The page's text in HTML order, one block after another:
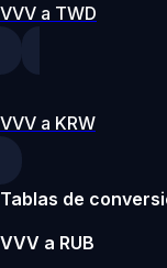
VVV a TWD
VVV a KRW
Tablas de
VVV a RUB